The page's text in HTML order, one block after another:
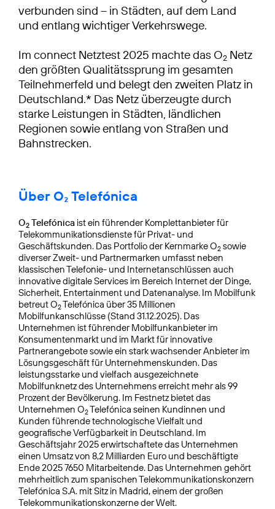
verbunden sind – in Städten, auf dem Land
und entlang wichtiger Verkehrswege.
Im connect Netztest 2025 machte das O2 Netz
den größten Qualitätssprung im gesamten
Teilnehmerfeld und belegt den zweiten Platz in
Deutschland.* Das Netz überzeugte durch
starke Leistungen in Städten, ländlichen
Regionen sowie entlang von Straßen und
Bahnstrecken.
Über O₂ Telefónica
O2 Telefónica ist ein führender Komplettanbieter für
Telekommunikationsdienste für Privat- und
Geschäftskunden. Das Portfolio der Kernmarke O2 sowie
diverser Zweit- und Partnermarken umfasst neben
klassischen Telefonie- und Internetanschlüssen auch
innovative digitale Services im Bereich Internet der Dinge,
Sicherheit, Entertainment und Datenanalyse. Im Mobilfunk
betreut O2Telefónica über 35 Millionen
Mobilfunkanschlüsse (Stand 31.12.2025). Das
Unternehmen ist führender Mobilfunkanbieter im
Konsumentenmarkt und im Markt für innovative
Partnerangebote sowie ein stark wachsender Anbieter im
Lösungsgeschäft für Unternehmenskunden. Das
leistungsstarke und vielfach ausgezeichnete
Mobilfunknetz des Unternehmens erreicht mehr als 99
Prozent der Bevölkerung. Im Festnetz bietet das
Unternehmen O2Telefónica seinen Kundinnen und
Kunden führende technologische Vielfalt und
geografische Verfügbarkeit in Deutschland. Im
Geschäftsjahr 2025 erwirtschaftete das Unternehmen
einen Umsatz von 8,2 Milliarden Euro und beschäftigte
Ende 2025 7650 Mitarbeitende. Das Unternehmen gehört
mehrheitlich zum spanischen Telekommuni­kationskonzern
Telefónica S.A. mit Sitz in Madrid, einem der großen
Telekommunikationskonzerne der Welt.